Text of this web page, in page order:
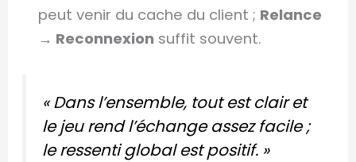
peut venir du cache du client ; Relance
→ Reconnexion suffit souvent.
« Dans l’ensemble, tout est clair et
le jeu rend l’échange assez facile ;
le ressenti global est positif. »